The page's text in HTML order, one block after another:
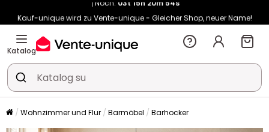
Kauf-unique wird zu Vente-unique - Gleicher Shop, neuer Name!
Noch:
15h
Katalog
Wohnzimmer und Flur Barmöbel Barhocker